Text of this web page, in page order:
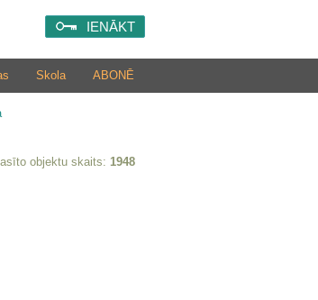
IENĀKT
ABONĒ
Skola
objektu skaits: 1948